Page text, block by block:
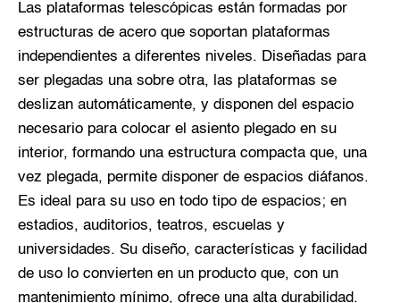
Las plataformas telescópicas están formadas por
estructuras de acero que soportan plataformas
independientes a diferentes niveles. Diseñadas para
ser plegadas una sobre otra, las plataformas se
deslizan automáticamente, y disponen del espacio
necesario para colocar el asiento plegado en su
interior, formando una estructura compacta que, una
vez plegada, permite disponer de espacios diáfanos.
Es ideal para su uso en todo tipo de espacios; en
estadios, auditorios, teatros, escuelas y
universidades. Su diseño, características y facilidad
de uso lo convierten en un producto que, con un
mantenimiento mínimo, ofrece una alta durabilidad.